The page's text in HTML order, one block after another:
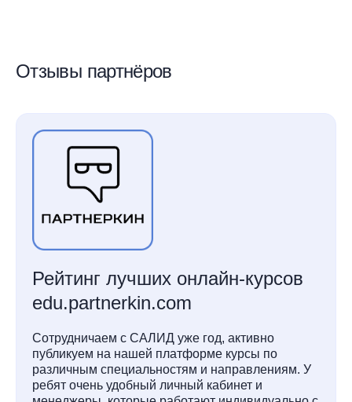
Отзывы партнёров
Рейтинг лучших онлайн-курсов
edu.partnerkin.com
Сотрудничаем с САЛИД уже год, активно
публикуем на нашей платформе курсы по
различным специальностям и направлениям. У
ребят очень удобный личный кабинет и